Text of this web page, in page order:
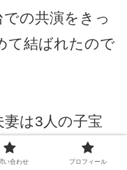
の共演をきっ
て結ばれたので
妻は3人の子宝
実した人生を
い合わせ プロフィール